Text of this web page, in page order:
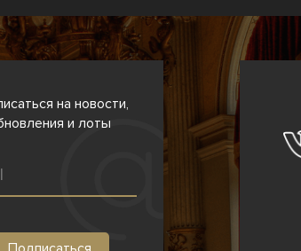
на новости,
и лоты